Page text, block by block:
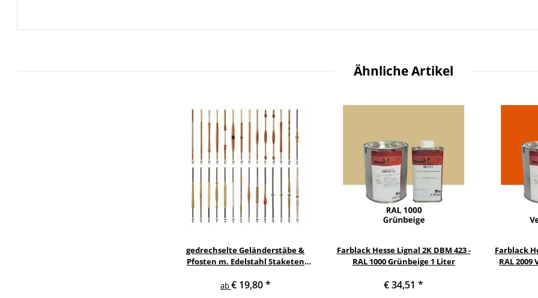
Ähnliche Artikel
gedrechselte Geländerstäbe &
Pfosten m. Edelstahl Staketen
ab€ 19,80*
Farblack Hesse Lignal 2K DBM 423 -
RAL 1000 Grünbeige 1 Liter
€ 34,51 *
Farblack
RAL